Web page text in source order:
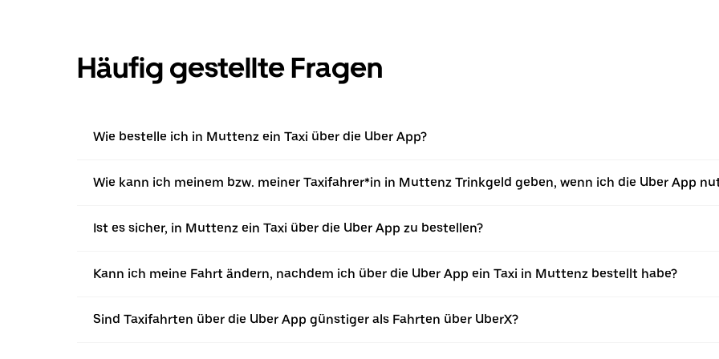
Häufig gestellte Fragen
Wie bestelle ich in Muttenz ein Taxi über die Uber App?
Wie kann ich meinem bzw. meiner Taxifahrer*in in Muttenz Trinkgeld geben, wenn ich die Uber App
Ist es sicher, in Muttenz ein Taxi über die Uber App zu bestellen?
Kann ich meine Fahrt ändern, nachdem ich über die Uber App ein Taxi in Muttenz bestellt habe?
Sind Taxifahrten über die Uber App günstiger als Fahrten über UberX?